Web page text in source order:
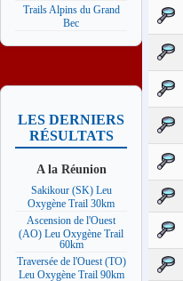
Trails Alpins du Grand
Bec
LES DERNIERS
RÉSULTATS
A la Réunion
Sakikour (SK) Leu
Oxygène Trail 30km
Ascension de l'Ouest
(AO) Leu Oxygène Trail
60km
Traversée de l'Ouest (TO)
Leu Oxygène Trail 90km